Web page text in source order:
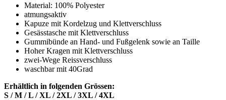
Material: 100% Polyester
atmungsaktiv
Kapuze mit Kordelzug und Klettverschluss
Gesässtasche mit Klettverschluss
Gummibünde an Hand- und Fußgelenk sowie an Taille
Hoher Kragen mit Klettverschluss
zwei-Wege Reissverschluss
waschbar mit 40Grad
Erhältlich in folgenden Grössen:
S / M / L / XL / 2XL / 3XL / 4XL